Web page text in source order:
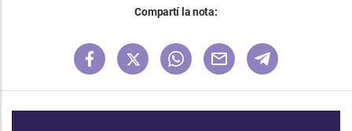
Compartí la nota: